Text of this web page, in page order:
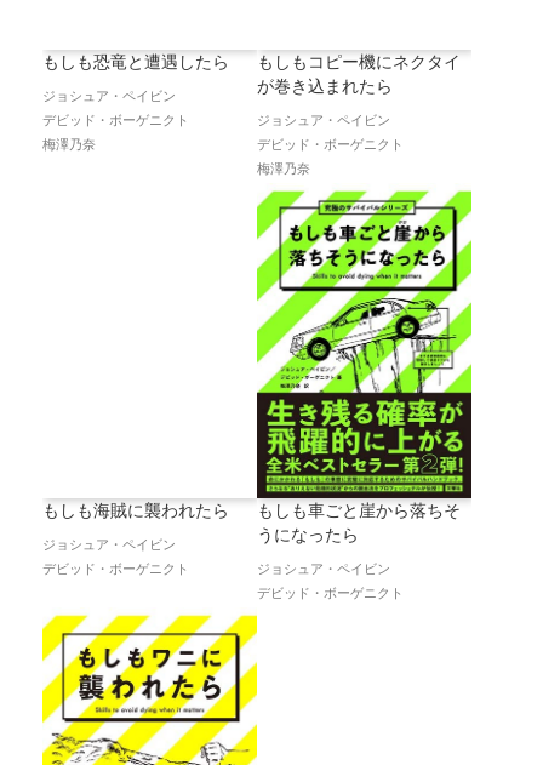
もしも恐竜と遭遇したら
ジョシュア・ペイビン
デビッド・ボーゲニクト
梅澤乃奈
もしもコピー機にネクタイ
が巻き込まれたら
ジョシュア・ペイビン
デビッド・ボーゲニクト
梅澤乃奈
もしも海賊に襲われたら
ジョシュア・ペイビン
デビッド・ボーゲニクト
もしも車ごと崖から落ちそ
うになったら
ジョシュア・ペイビン
デビッド・ボーゲニクト